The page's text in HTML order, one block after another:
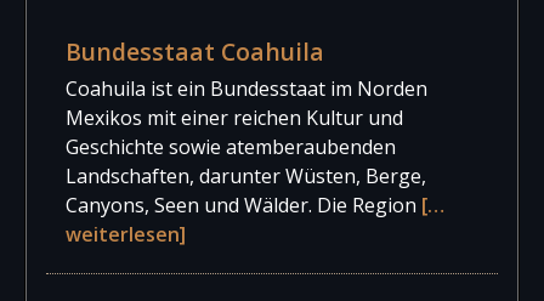
Bundesstaat Coahuila
Coahuila ist ein Bundesstaat im Norden
Mexikos mit einer reichen Kultur und
Geschichte sowie atemberaubenden
Landschaften, darunter Wüsten, Berge,
Canyons, Seen und Wälder. Die Region […
weiterlesen]